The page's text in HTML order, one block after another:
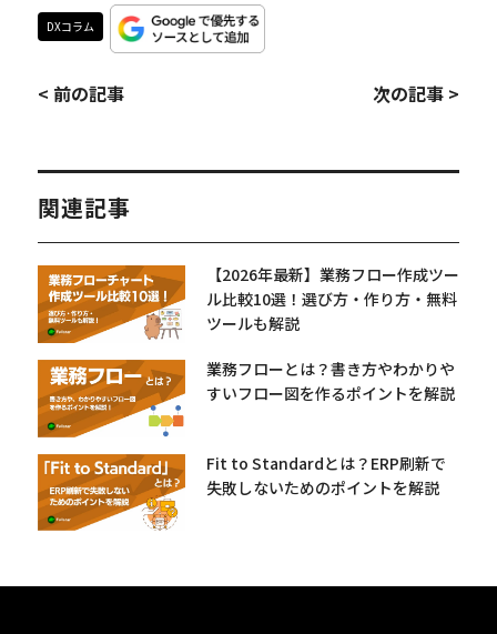
DXコラム
< 前の記事 次の記事 >
関連記事
【2026年最新】業務フロー作成ツー
ル比較10選！選び方・作り方・無料
ツールも解説
業務フローとは？書き方やわかりや
すいフロー図を作るポイントを解説
Fit to Standardとは？ERP刷新で
失敗しないためのポイントを解説